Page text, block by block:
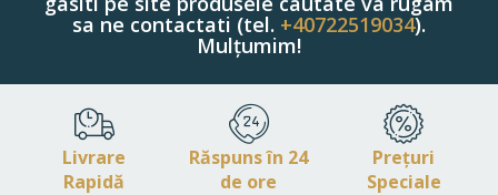
sa ne contactati (tel. +40722519034).
Mulțumim!
Livrare
Rapidă
Răspuns în 24
de ore
Prețuri
Speciale